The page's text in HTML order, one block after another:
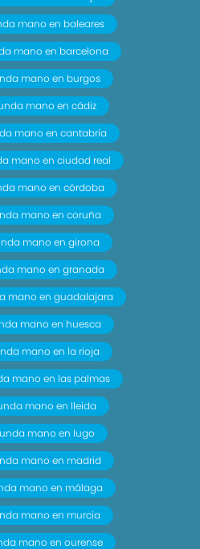
mano en baleares
mano en barcelona
mano en burgos
mano en cádiz
mano en cantabria
mano en ciudad real
mano en córdoba
mano en coruña
mano en girona
mano en granada
mano en guadalajara
mano en huesca
mano en la rioja
mano en las palmas
mano en lleida
mano en lugo
mano en madrid
mano en málaga
mano en murcia
mano en ourense